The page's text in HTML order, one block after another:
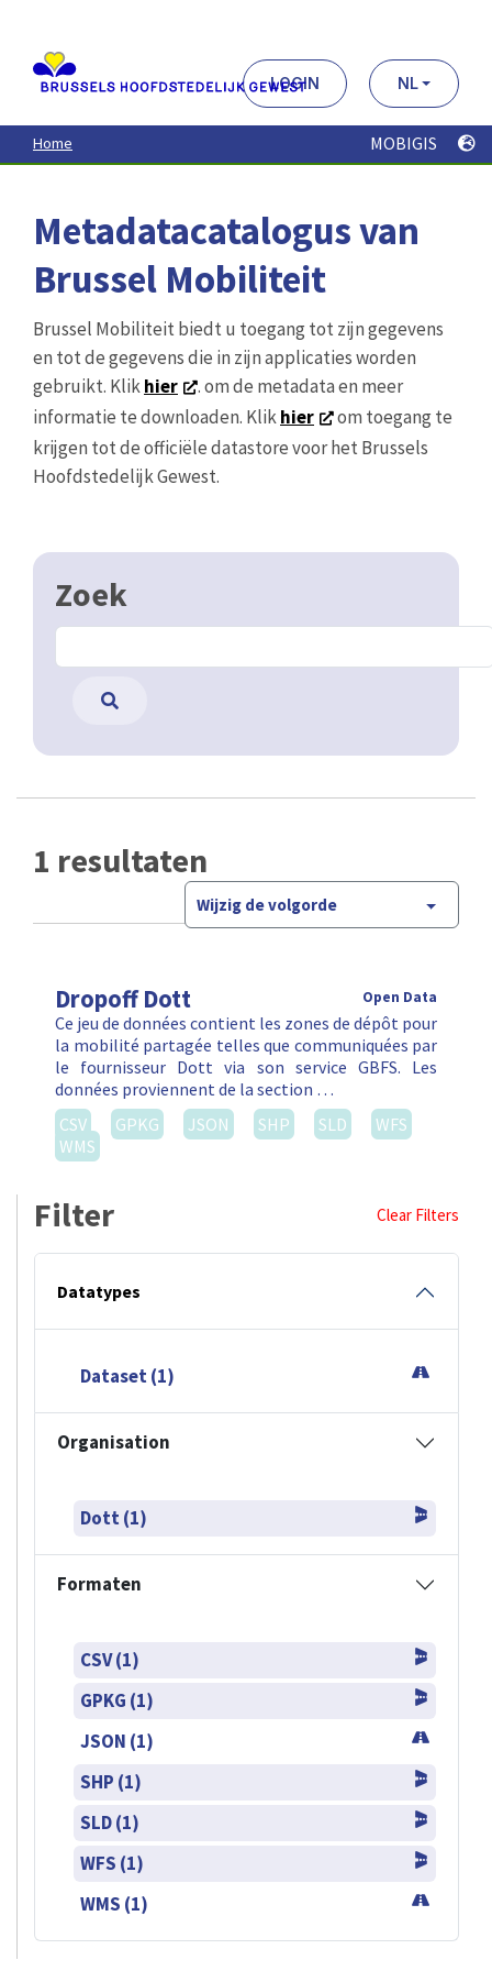
contenu
principal
LOGIN NL
Home MOBIGIS
Metadatacatalogus van
Brussel Mobiliteit
Brussel Mobiliteit biedt u toegang tot zijn gegevens
en tot de gegevens die in zijn applicaties worden
gebruikt. Klikhier
. om de metadata en meer
informatie te downloaden. Klikhier
om toegang te
krijgen tot de officiële datastore voor het Brussels
Hoofdstedelijk Gewest.
Zoek
1 resultaten
Wijzig de volgorde
Dropoff Dott Open Data
Ce jeu de données contient les zones de dépôt pour
la mobilité partagée telles que communiquées par
le fournisseur Dott via son service GBFS. Les
données proviennent de la section …
CSV
GPKG JSON SHP SLD
WFS
WMS
Filter Clear Filters
Datatypes
Dataset (1)
Organisation
Dott (1)
Formaten
CSV (1)
GPKG (1)
JSON (1)
SHP (1)
SLD (1)
WFS (1)
WMS (1)